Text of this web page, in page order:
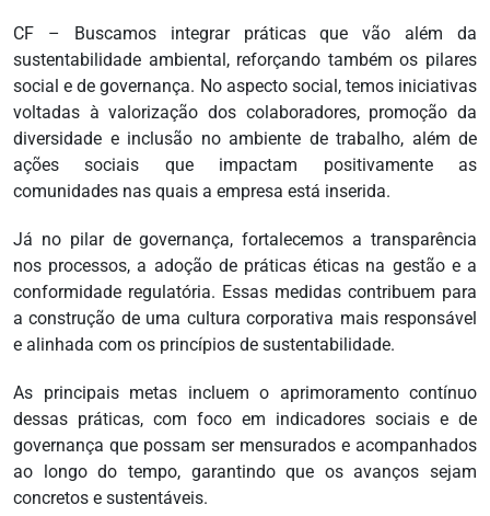
CF – Buscamos integrar práticas que vão além da
sustentabilidade ambiental, reforçando também os pilares
social e de governança. No aspecto social, temos iniciativas
voltadas à valorização dos colaboradores, promoção da
diversidade e inclusão no ambiente de trabalho, além de
ações sociais que impactam positivamente as
comunidades nas quais a empresa está inserida.
Já no pilar de governança, fortalecemos a transparência
nos processos, a adoção de práticas éticas na gestão e a
conformidade regulatória. Essas medidas contribuem para
a construção de uma cultura corporativa mais responsável
e alinhada com os princípios de sustentabilidade.
As principais metas incluem o aprimoramento contínuo
dessas práticas, com foco em indicadores sociais e de
governança que possam ser mensurados e acompanhados
ao longo do tempo, garantindo que os avanços sejam
concretos e sustentáveis.